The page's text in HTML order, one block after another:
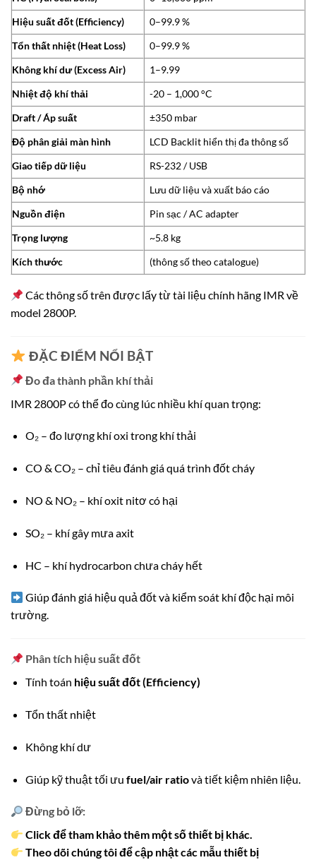
Hiệu suất đốt (Efficiency)
0–99.9 %
Tổn thất nhiệt (Heat Loss)
0–99.9 %
Không khí dư (Excess Air)
1–9.99
Nhiệt độ khí thải
-20 – 1,000 °C
Draft / Áp suất
±350 mbar
Độ phân giải màn hình
LCD Backlit hiển thị đa thông số
Giao tiếp dữ liệu
RS-232 / USB
Bộ nhớ
Lưu dữ liệu và xuất báo cáo
Nguồn điện
Pin sạc / AC adapter
Trọng lượng
~5.8 kg
Kích thước
(thông số theo catalogue)
Các thông số trên được lấy từ tài liệu chính hãng IMR về
model 2800P.
ĐẶC ĐIỂM NỔI BẬT
Đo đa thành phần khí thải
IMR 2800P có thể đo cùng lúc nhiều khí quan trọng:
O₂ – đo lượng khí oxi trong khí thải
CO & CO₂ – chỉ tiêu đánh giá quá trình đốt cháy
NO & NO₂ – khí oxit nitơ có hại
SO₂ – khí gây mưa axit
HC – khí hydrocarbon chưa cháy hết
Giúp đánh giá hiệu quả đốt và kiểm soát khí độc hại môi
trường.
Phân tích hiệu suất đốt
Tính toán hiệu suất đốt (Efficiency)
Tổn thất nhiệt
Không khí dư
Giúp kỹ thuật tối ưu fuel/air ratiovà tiết kiệm nhiên liệu.
Đừng bỏ lỡ:
Click để tham khảo thêm một số thiết bị khác.
Theo dõi chúng tôi để cập nhật các mẫu thiết bị